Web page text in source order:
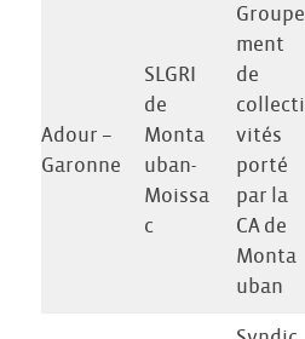
Adour –
Garonne
SLGRI
de
Monta
uban-
Moissa
c
Groupe
ment
de
collecti
vités
porté
par la
CA de
Monta
uban